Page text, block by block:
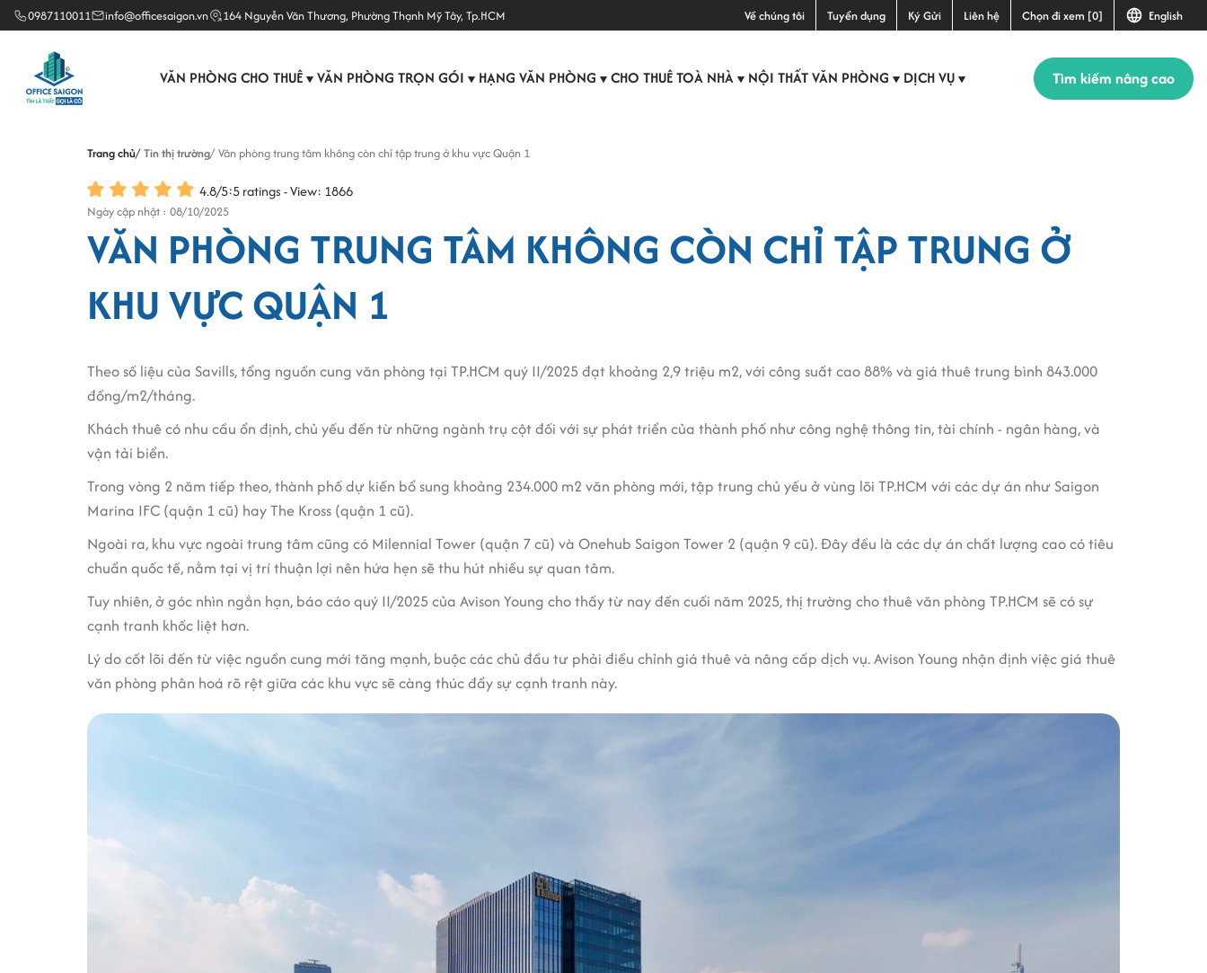
0987110011 info@officesaigon.vn 164 Nguyễn Văn Thương, Phường Thạnh Mỹ Tây, Tp.HCM Về chúng tôi Tuyển dụng Ký Gửi Liên hệ Chọn đi xem [0] English
VĂN PHÒNG CHO THUÊ ▼ VĂN PHÒNG TRỌN GÓI ▼ HẠNG VĂN PHÒNG ▼ CHO THUÊ TOÀ NHÀ ▼ NỘI THẤT VĂN PHÒNG ▼ DỊCH VỤ ▼ Tìm kiếm nâng cao
Trang chủ Tin thị trường Văn phòng trung tâm không còn chỉ tập trung ở khu vực Quận 1
4.8/5:5ratings - View: 1866
Ngày cập nhật : 08/10/2025
VĂN PHÒNG TRUNG TÂM KHÔNG CÒN CHỈ TẬP TRUNG Ở
KHU VỰC QUẬN 1
Theo số liệu của Savills, tổng nguồn cung văn phòng tại TP.HCM quý II/2025 đạt khoảng 2,9 triệu m2, với công suất cao 88% và giá thuê trung bình 843.000
đồng/m2/tháng.
Khách thuê có nhu cầu ổn định, chủ yếu đến từ những ngành trụ cột đối với sự phát triển của thành phố như công nghệ thông tin, tài chính - ngân hàng, và
vận tải biển.
Trong vòng 2 năm tiếp theo, thành phố dự kiến bổ sung khoảng 234.000 m2 văn phòng mới, tập trung chủ yếu ở vùng lõi TP.HCM với các dự án như Saigon
Marina IFC (quận 1 cũ) hay The Kross (quận 1 cũ).
Ngoài ra, khu vực ngoài trung tâm cũng có Milennial Tower (quận 7 cũ) và Onehub Saigon Tower 2 (quận 9 cũ). Đây đều là các dự án chất lượng cao có tiêu
chuẩn quốc tế, nằm tại vị trí thuận lợi nên hứa hẹn sẽ thu hút nhiều sự quan tâm.
Tuy nhiên, ở góc nhìn ngắn hạn, báo cáo quý II/2025 của Avison Young cho thấy từ nay đến cuối năm 2025, thị trường cho thuê văn phòng TP.HCM sẽ có sự
cạnh tranh khốc liệt hơn.
Lý do cốt lõi đến từ việc nguồn cung mới tăng mạnh, buộc các chủ đầu tư phải điều chỉnh giá thuê và nâng cấp dịch vụ. Avison Young nhận định việc giá thuê
văn phòng phân hoá rõ rệt giữa các khu vực sẽ càng thúc đẩy sự cạnh tranh này.